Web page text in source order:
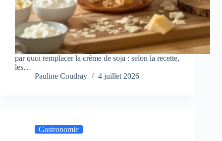
par quoi remplacer la crème de soja : selon la recette,
les…
Pauline Coudray
4 juillet 2026
Gastronomie